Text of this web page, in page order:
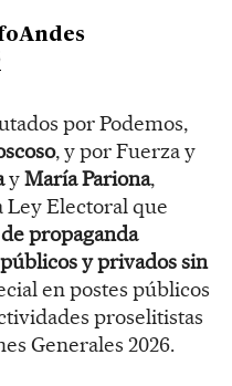
por Podemos,
, y por Fuerza y
yMaría Pariona,
Electoral que
propaganda
y privados sin
en postes públicos
proselitistas
Generales 2026.